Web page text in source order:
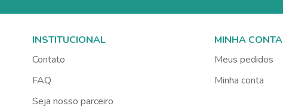
INSTITUCIONAL
Contato
FAQ
Seja nosso parceiro
MINHA CONTA
Meus pedidos
Minha conta